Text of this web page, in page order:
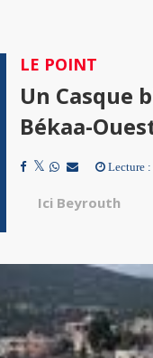
LE POINT
Un Casque
Békaa-
Lecture
Ici Beyrouth